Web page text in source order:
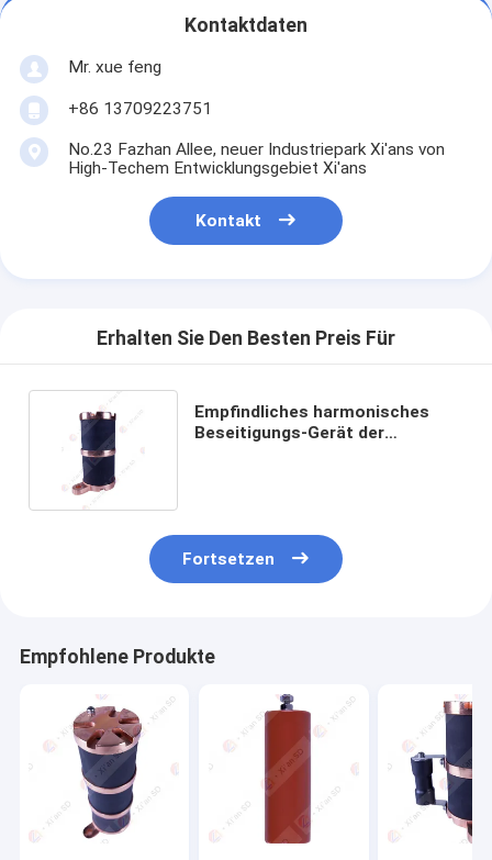
Kontaktdaten
Mr. xue feng
+86 13709223751
No.23 Fazhan Allee, neuer Industriepark Xi'ans von
High-Techem Entwicklungsgebiet Xi'ans
Kontakt
Erhalten Sie Den Besten Preis Für
Empfindliches harmonisches
Beseitigungs-Gerät der
Fortsetzen
Empfohlene Produkte